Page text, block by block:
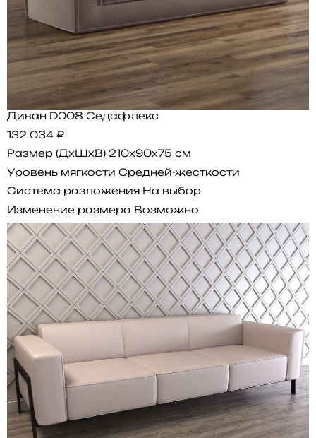
Диван D008 Седафлекс
132 034 ₽
Размер (ДхШхВ) 210x90x75 см
Уровень мягкости Средней-жесткости
Система разложения На выбор
Изменение размера Возможно